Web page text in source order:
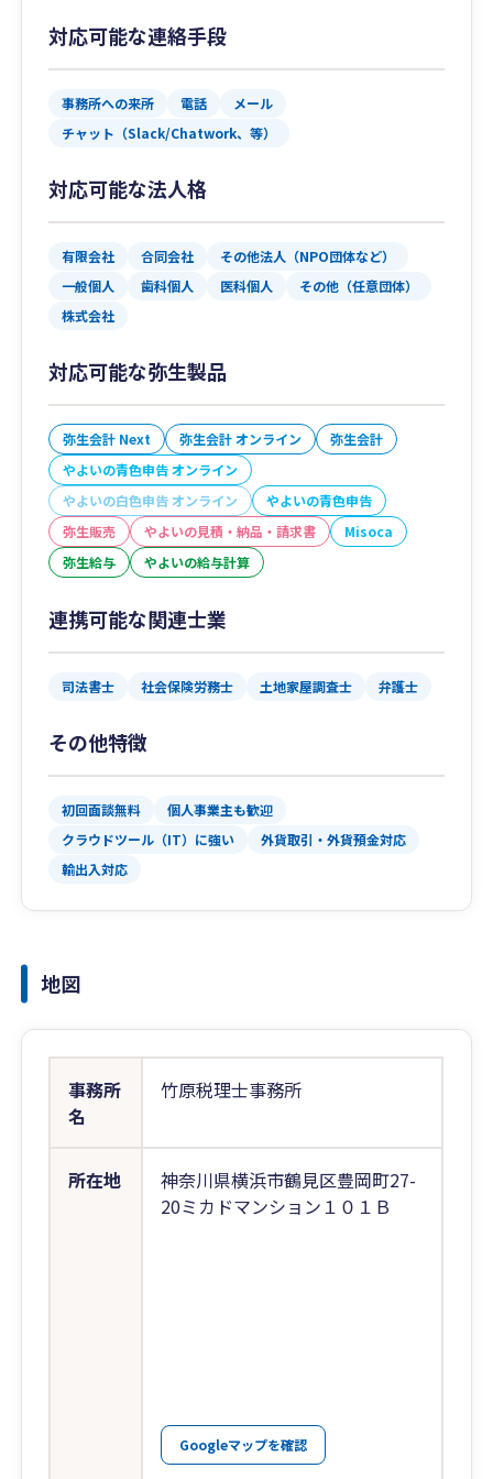
対応可能な連絡手段
事務所への来所 電話
メール
チャット（Slack/Chatwork、等）
対応可能な法人格
有限会社 合同会社
その他法人（NPO団体など）
一般個人
歯科個人 医科個人
その他（任意団体）
株式会社
対応可能な弥生製品
弥生会計 Next 弥生会計 オンライン
弥生会計
やよいの青色申告 オンライン
やよいの白色申告 オンライン
やよいの青色申告
弥生販売
やよいの見積・納品・請求書
Misoca
弥生給与
やよいの給与計算
連携可能な関連士業
司法書士 社会保険労務士 土地家屋調査士 弁護士
その他特徴
初回面談無料
個人事業主も歓迎
クラウドツール（IT）に強い
外貨取引・外貨預金対応
輸出入対応
地図
事務所
名
竹原税理士事務所
所在地
神奈川県横浜市鶴見区豊岡町27-
20ミカドマンション１０１Ｂ
Googleマップを確認